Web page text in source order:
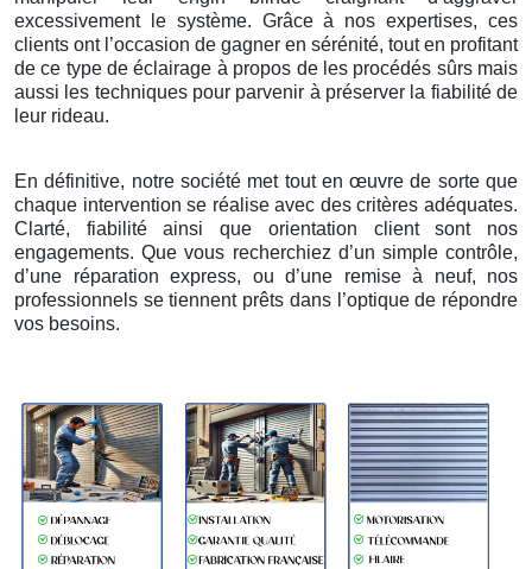
excessivement le système. Grâce à nos expertises, ces
clients ont l’occasion de gagner en sérénité, tout en profitant
de ce type de éclairage à propos de les procédés sûrs mais
aussi les techniques pour parvenir à préserver la fiabilité de
leur rideau.
En définitive, notre société met tout en œuvre de sorte que
chaque intervention se réalise avec des critères adéquates.
Clarté, fiabilité ainsi que orientation client sont nos
engagements. Que vous recherchiez d’un simple contrôle,
d’une réparation express, ou d’une remise à neuf, nos
professionnels se tiennent prêts dans l’optique de répondre
vos besoins.